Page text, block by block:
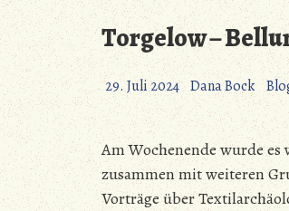
Torgelow –
29. Juli 2024 Dana Bock
Am Wochenende wurde
zusammen mit weiteren
Vorträge über